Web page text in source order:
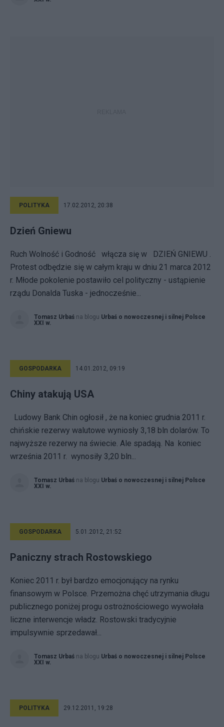
POLITYKA 17.02.2012, 20:38
Dzień Gniewu
Ruch Wolność i Godność włącza się w DZIEŃ GNIEWU .
Protest odbędzie się w całym kraju w dniu 21 marca 2012
r. Młode pokolenie postawiło cel polityczny - ustąpienie
rządu Donalda Tuska - jednocześnie...
Tomasz Urbaś na blogu Urbaś o nowoczesnej i silnej Polsce
XXI w.
GOSPODARKA 14.01.2012, 09:19
Chiny atakują USA
Ludowy Bank Chin ogłosił , że na koniec grudnia 2011 r.
chińskie rezerwy walutowe wyniosły 3,18 bln dolarów. To
najwyższe rezerwy na świecie. Ale spadają. Na koniec
września 2011 r. wynosiły 3,20 bln...
Tomasz Urbaś na blogu Urbaś o nowoczesnej i silnej Polsce
XXI w.
GOSPODARKA 5.01.2012, 21:52
Paniczny strach Rostowskiego
Koniec 2011 r. był bardzo emocjonujący na rynku
finansowym w Polsce. Przemożna chęć utrzymania długu
publicznego poniżej progu ostrożnościowego wywołała
liczne interwencje władz. Rostowski tradycyjnie
impulsywnie sprzedawał...
Tomasz Urbaś na blogu Urbaś o nowoczesnej i silnej Polsce
XXI w.
POLITYKA 29.12.2011, 19:28